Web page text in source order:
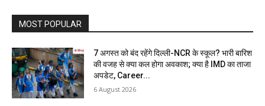
MOST POPULAR
7 अगस्त को बंद रहेंगे दिल्ली-NCR के स्कूल? भारी बारिश
की वजह से क्या कल होगा अवकाश; क्या है IMD का ताजा
अपडेट, Career...
6 August 2026